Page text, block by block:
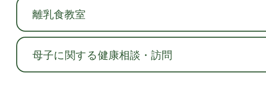
離乳食教室
母子に関する健康相談・訪問